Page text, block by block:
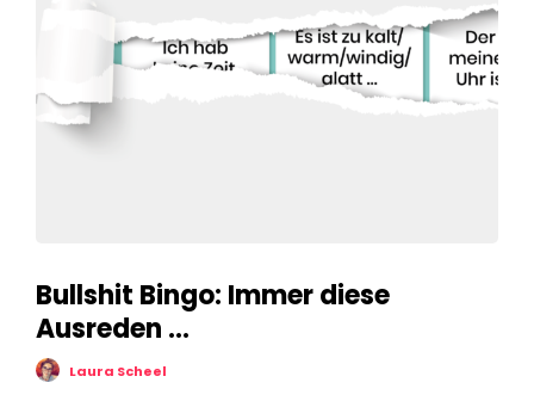
Bullshit Bingo: Immer diese
Ausreden …
Laura Scheel